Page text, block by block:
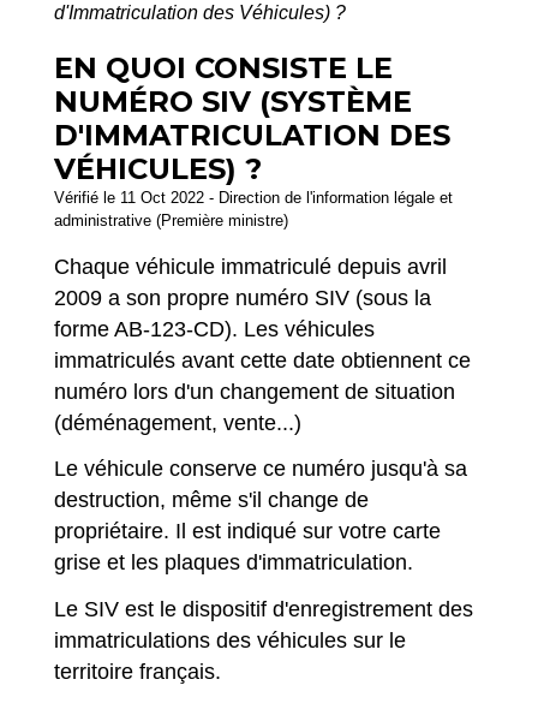
d'Immatriculation des Véhicules) ?
EN QUOI CONSISTE LE
NUMÉRO SIV (SYSTÈME
D'IMMATRICULATION DES
VÉHICULES) ?
Vérifié le 11 Oct 2022 - Direction de l'information légale et
administrative (Première ministre)
Chaque véhicule immatriculé depuis avril
2009 a son propre numéro SIV (sous la
forme AB-123-CD). Les véhicules
immatriculés avant cette date obtiennent ce
numéro lors d'un changement de situation
(déménagement, vente...)
Le véhicule conserve ce numéro jusqu'à sa
destruction, même s'il change de
propriétaire. Il est indiqué sur votre carte
grise et les plaques d'immatriculation.
Le SIV est le dispositif d'enregistrement des
immatriculations des véhicules sur le
territoire français.